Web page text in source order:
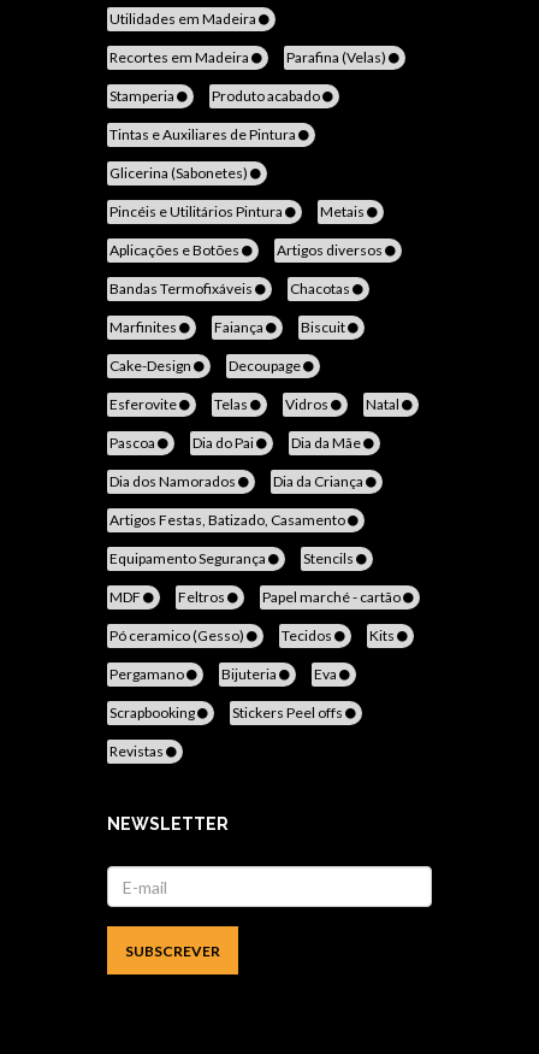
Utilidades em Madeira
Recortes em Madeira Parafina (Velas)
Stamperia Produto acabado
Tintas e Auxiliares de Pintura
Glicerina (Sabonetes)
Pincéis e Utilitários Pintura Metais
Aplicações e Botões Artigos diversos
Bandas Termofixáveis Chacotas
Marfinites Faiança Biscuit
Cake-Design Decoupage
Esferovite Telas Vidros Natal
Pascoa Dia do Pai Dia da Mãe
Dia dos Namorados Dia da Criança
Artigos Festas, Batizado, Casamento
Equipamento Segurança Stencils
MDF Feltros Papel marché - cartão
Pó ceramico (Gesso) Tecidos Kits
Pergamano Bijuteria Eva
Scrapbooking Stickers Peel offs
Revistas
NEWSLETTER